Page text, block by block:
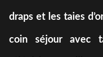
draps et les taies
coin séjour avec